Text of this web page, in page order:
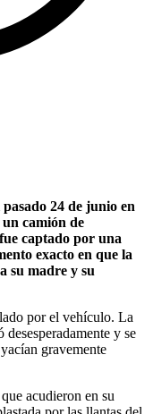
24 de junio en
camión de
captado por una
exacto en que la
su madre y su
por el vehículo. La
y se
gravemente
acudieron en su